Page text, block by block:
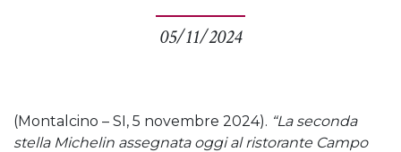
05/11/2024
(Montalcino – SI, 5 novembre 2024). “La seconda
stella Michelin assegnata oggi al ristorante Campo